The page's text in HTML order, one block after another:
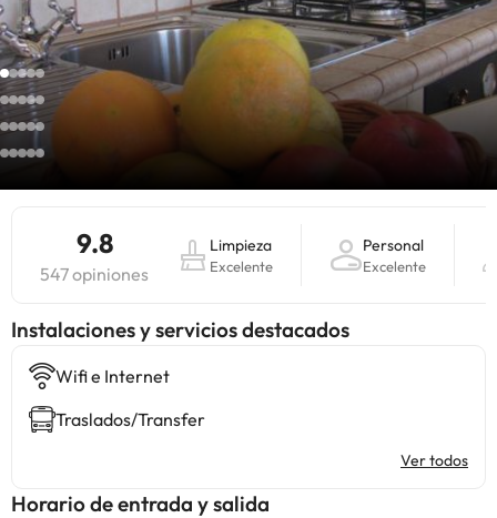
9.8
547 opiniones
Limpieza
Excelente
Personal
Excelente
Instalaciones y servicios destacados
Wifi e Internet
Traslados/Transfer
Ver todos
Horario de entrada y salida